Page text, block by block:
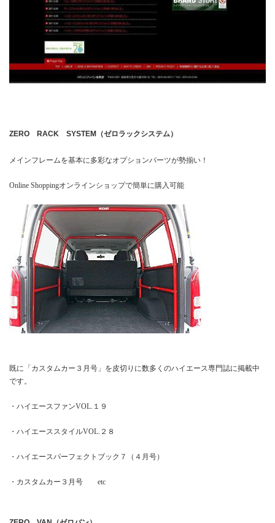
ZERO RACK SYSTEM （ゼロラックシステム）
メインフレームを基本に多彩なオプションパーツが勢揃い！
Online Shoppingオンラインショップで簡単に購入可能
既に「カスタムカー３月号」を皮切りに数多くのハイエース専門誌に掲載中
です。
・ハイエースファンVOL. １９
・ハイエーススタイルVOL. ２８
・ハイエースパーフェクトブック７（４月号）
・カスタムカー３月号 etc